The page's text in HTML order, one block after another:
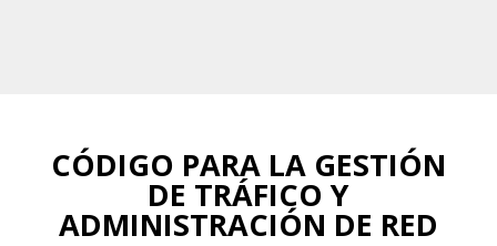
CÓDIGO PARA LA GESTIÓN
DE TRÁFICO Y
ADMINISTRACIÓN DE RED